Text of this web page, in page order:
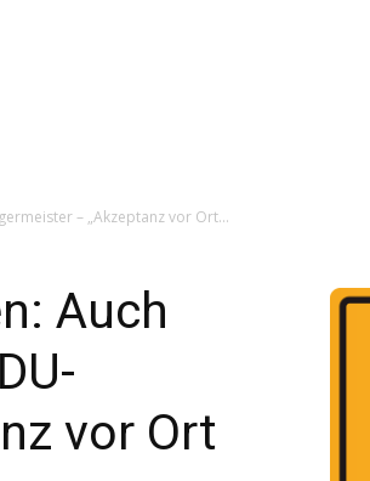
– „Akzeptanz vor Ort...
Auch
vor Ort